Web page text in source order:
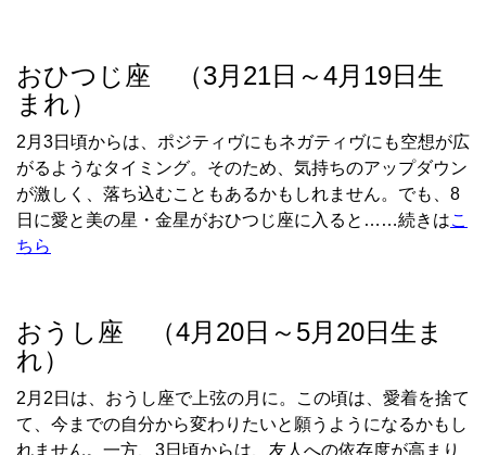
おひつじ座 （3月21日～4月19日生
まれ）
2 月 3日頃からは、ポジティヴにもネガティヴにも空想が広
がるようなタイミング。そのため、気持ちのアップダウン
が激しく、落ち込むこともあるかもしれません。でも、 8
日に愛と美の星・金星がおひつじ座に入ると……続きはこ
ちら
おうし座 （4月20日～5月20日生ま
れ）
2 月 2 日は、おうし座で上弦の月に。この頃は、愛着を捨て
て、今までの自分から変わりたいと願うようになるかもし
れません。一方、 3日頃からは、友人への依存度が高まり